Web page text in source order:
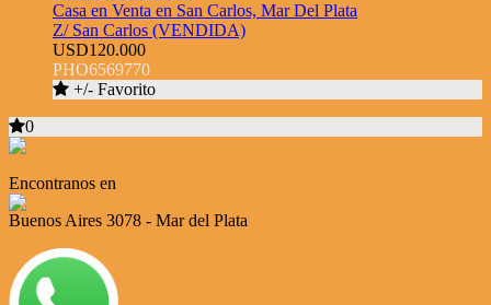
Casa en Venta en San Carlos, Mar Del Plata
Z/ San Carlos (VENDIDA)
USD120.000
PHO6569770
+/- Favorito
0
Encontranos en
Buenos Aires 3078 - Mar del Plata